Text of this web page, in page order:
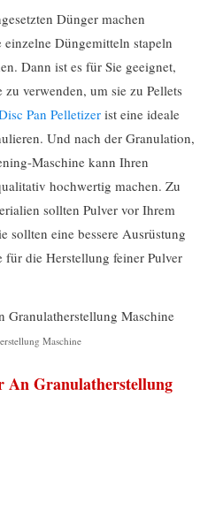
Dünger machen
Düngemitteln stapeln
Dann ist es für Sie geeignet,
verwenden, um sie zu Pellets
Pan Pelletizer ist eine ideale
Und nach der Granulation,
Maschine kann Ihren
hochwertig machen. Zu
sollten Pulver vor Ihrem
sollten eine bessere Ausrüstung
für die Herstellung feiner Pulver
Maschine
An Granulatherstellung